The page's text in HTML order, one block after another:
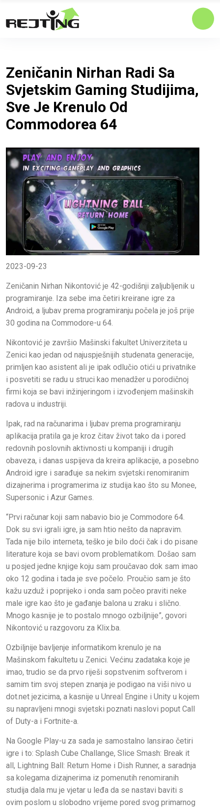
Zeničanin Nirhan Radi Sa
Svjetskim Gaming Studijima,
Sve Je Krenulo Od
Commodorea 64
2023-09-23
Zeničanin Nirhan Nikontović je 42-godišnji zaljubljenik u
programiranje. Iza sebe ima četiri kreirane igre za
Android, a ljubav prema programiranju počela je još prije
30 godina na Commodore-u 64.
Nikontović je završio Mašinski fakultet Univerziteta u
Zenici kao jedan od najuspješnijih studenata generacije,
primljen kao asistent ali je ipak odlučio otići u privatnike
i posvetiti se radu u struci kao menadžer u porodičnoj
firmi koja se bavi inžinjeringom i izvođenjem mašinskih
radova u industriji.
Ipak, rad na računarima i ljubav prema programiranju
aplikacija pratila ga je kroz čitav život tako da i pored
redovnih poslovnih aktivnosti u kompaniji i drugih
obaveza, i danas uspijeva da kreira aplikacije, a posebno
Android igre i sarađuje sa nekim svjetski renomiranim
dizajnerima i programerima iz studija kao što su Monee,
Supersonic i Azur Games.
“Prvi računar koji sam nabavio bio je Commodore 64.
Dok su svi igrali igre, ja sam htio nešto da napravim.
Tada nije bilo interneta, teško je bilo doći čak i do pisane
literature koja se bavi ovom problematikom. Došao sam
u posjed jedne knjige koju sam proučavao dok sam imao
oko 12 godina i tada je sve počelo. Proučio sam je što
kažu uzduž i poprijeko i onda sam počeo praviti neke
male igre kao što je gađanje balona u zraku i slično.
Mnogo kasnije je to postalo mnogo ozbiljnije”, govori
Nikontović u razgovoru za Klix.ba.
Ozbiljnije bavljenje informatikom krenulo je na
Mašinskom fakultetu u Zenici. Većinu zadataka koje je
imao, trudio se da prvo riješi sopstvenim softverom i
samim tim svoj stepen znanja je podigao na viši nivo u
dot.net jezicima, a kasnije u Unreal Engine i Unity u kojem
su napravljeni mnogi svjetski poznati naslovi poput Call
of Duty-a i Fortnite-a.
Na Google Play-u za sada je samostalno lansirao četiri
igre i to: Splash Cube Challange, Slice Smash: Break it
all, Lightning Ball: Return Home i Dish Runner, a saradnja
sa kolegama dizajnerima iz pomenutih renomiranih
studija dala mu je vjetar u leđa da se nastavi baviti s
ovim poslom u slobodno vrijeme pored svog primarnog